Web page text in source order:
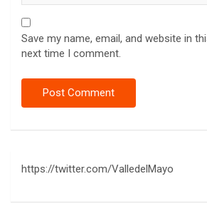
Save my name, email, and website in
next time I comment.
https://twitter.com/ValledelMayo